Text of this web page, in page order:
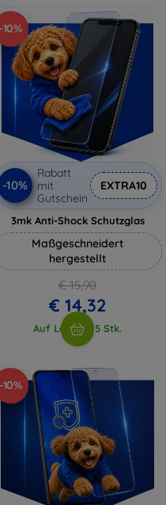
-10%
-10%
Rabatt
mit
Gutschein
EXTRA10
3mk Anti-Shock Schutzglas
Maßgeschneidert
hergestellt
€ 15,90
€ 14,32
Auf Lager > 5 Stk.
-10%